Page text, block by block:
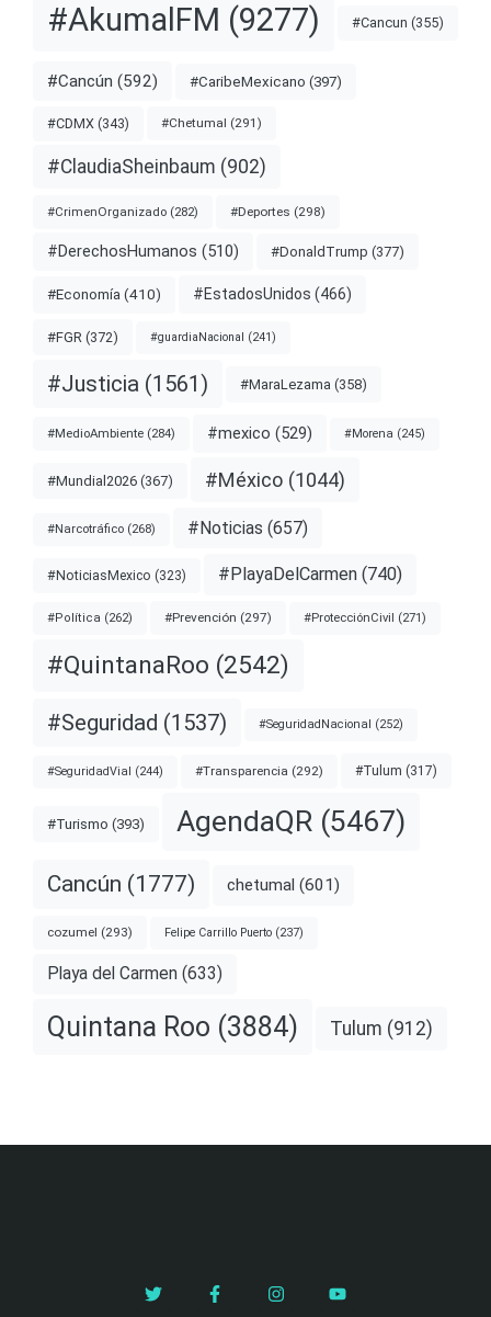
#AkumalFM (9277) #Cancun (355)
#Cancún (592) #CaribeMexicano (397)
#CDMX (343) #Chetumal (291)
#ClaudiaSheinbaum (902)
#CrimenOrganizado (282) #Deportes (298)
#DerechosHumanos (510) #DonaldTrump (377)
#Economía (410) #EstadosUnidos (466)
#FGR (372) #guardiaNacional (241)
#Justicia (1561) #MaraLezama (358)
#MedioAmbiente (284) #mexico (529) #Morena (245)
#Mundial2026 (367) #México (1044)
#Narcotráfico (268) #Noticias (657)
#NoticiasMexico (323) #PlayaDelCarmen (740)
#Política (262) #Prevención (297) #ProtecciónCivil (271)
#QuintanaRoo (2542)
#Seguridad (1537) #SeguridadNacional (252)
#SeguridadVial (244) #Transparencia (292) #Tulum (317)
#Turismo (393) AgendaQR (5467)
Cancún (1777) chetumal (601)
cozumel (293) Felipe Carrillo Puerto (237)
Playa del Carmen (633)
Quintana Roo (3884) Tulum (912)